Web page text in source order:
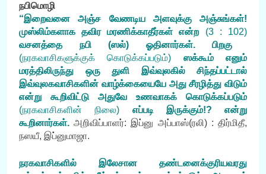
நபிமொழி
“இறைவனை அஞ்ச வேணடிய அளவுக்கு அஞ்சுங்கள்!
முஸ்லிம்களாக தவிர மரணிக்காதீர்கள் என்ற (3 : 102)
வசனத்தை நபி (ஸல்) ஓதினார்கள். பிறகு
(நரகவாசிகளுக்குக் கொடுக்கப்படும்) ஸக்கூம் எனும்
மரத்திலிருந்து ஒரு துளி இவ்வுலகில் சிந்தப்பட்டால்
இவ்வுலகவாசிகளின் வாழ்க்கையையே அது சீரழித்து விடும்
என்று கூறிவிட்டு அதுவே உணவாகக் கொடுக்கப்படும்
(நரகவாசிகளின் நிலை) எப்படி இருக்கும்!? என்று
கூறினார்கள்.அறிவிப்பாளர்: இப்னு அப்பாஸ்(ரலி) : திர்மிதீ,
நஸயீ, இப்னுமாஜா.
நரகவாசிகளில் இலேசான தண்டனைக்குரியவரது